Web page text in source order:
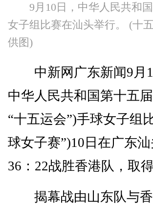
9月10日，中华人民共和
女子组比赛在汕头举行。 (十
供图)
中新网广东新闻9月
中华人民共和国第十五
“十五运会”)手球女子组
球女子赛”)10日在广东
36：22战胜香港队，取得
揭幕战由山东队与香